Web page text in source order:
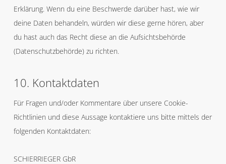
Erklärung. Wenn du eine Beschwerde darüber hast, wie wir
deine Daten behandeln, würden wir diese gerne hören, aber
du hast auch das Recht diese an die Aufsichtsbehörde
(Datenschutzbehörde) zu richten.
10. Kontaktdaten
Für Fragen und/oder Kommentare über unsere Cookie-
Richtlinien und diese Aussage kontaktiere uns bitte mittels der
folgenden Kontaktdaten:
SCHIERRIEGER GbR